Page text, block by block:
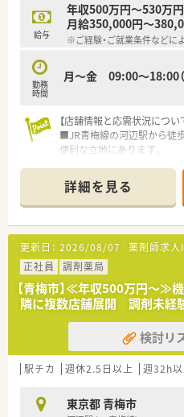
給与
年収500万円～530万円
月給350,000円～
※ご経験・ご就業条件などに
勤務
時間
月～金 09:00～18:00（
【店舗情報と応需状況につい
■JR青梅線の河辺駅から徒
便利な立地にあります。
い科目の処方箋を応需してい
■1日の処方箋枚数は約30枚
でゆとりを持って対応して
【勤務実態について】
■年間休日は120日以上を確
祝休みが大きな魅力です。
■月の平均残業時間は6.8時
でしっかり支給されます。
■有給休暇の消化率は86%
暇も取得しやすい環境です。
【こんな取り組みをしていま
■ICT事業にも注力しており
■認定薬剤師の取得を全額
的なスキルアップを後押しし
詳細を見る
更新日： 2026/08/07 薬剤師求人
正社員
調剤薬局
【青梅市】≪年収500万円～≫
隣に複数店舗展開 調剤未経
検討リ
駅チカ 週休2.5日以上 週32h
東京都 青梅市